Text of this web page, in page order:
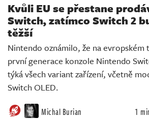
Kvůli EU se přestane
Switch, zatímco Switch 2
těžší
Nintendo oznámilo, že na
první generace konzole Nintendo
týká všech variant zařízení, včetně
Switch OLED.
Michal Burian 1